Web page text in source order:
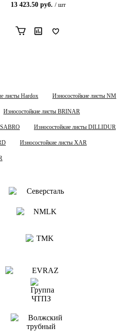
13 423.50 руб. / шт
листы Hardox Износостойкие листы NM
Износостойкие листы BRINAR
Износостойкие листы DILLIDUR
Износостойкие листы XAR